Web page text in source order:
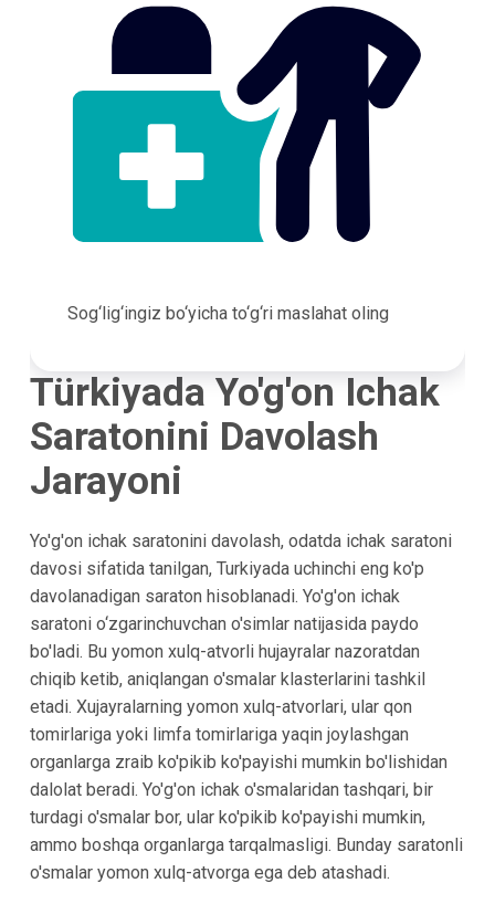
Sog‘lig‘ingiz bo‘yicha to‘g‘ri maslahat oling
Türkiyada Yo'g'on Ichak
Saratonini Davolash
Jarayoni
Yo'g'on ichak saratonini davolash, odatda ichak saratoni
davosi sifatida tanilgan, Turkiyada uchinchi eng ko'p
davolanadigan saraton hisoblanadi. Yo'g'on ichak
saratoni o‘zgarinchuvchan o'simlar natijasida paydo
bo'ladi. Bu yomon xulq-atvorli hujayralar nazoratdan
chiqib ketib, aniqlangan o'smalar klasterlarini tashkil
etadi. Xujayralarning yomon xulq-atvorlari, ular qon
tomirlariga yoki limfa tomirlariga yaqin joylashgan
organlarga zraib ko'pikib ko'payishi mumkin bo'lishidan
dalolat beradi. Yo'g'on ichak o'smalaridan tashqari, bir
turdagi o'smalar bor, ular ko'pikib ko'payishi mumkin,
ammo boshqa organlarga tarqalmasligi. Bunday saratonli
o'smalar yomon xulq-atvorga ega deb atashadi.